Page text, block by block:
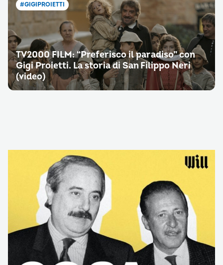
#GIGIPROIETTI
TV2000 FILM: “Preferisco il paradiso” con
Gigi Proietti. La storia di San Filippo Neri
(video)